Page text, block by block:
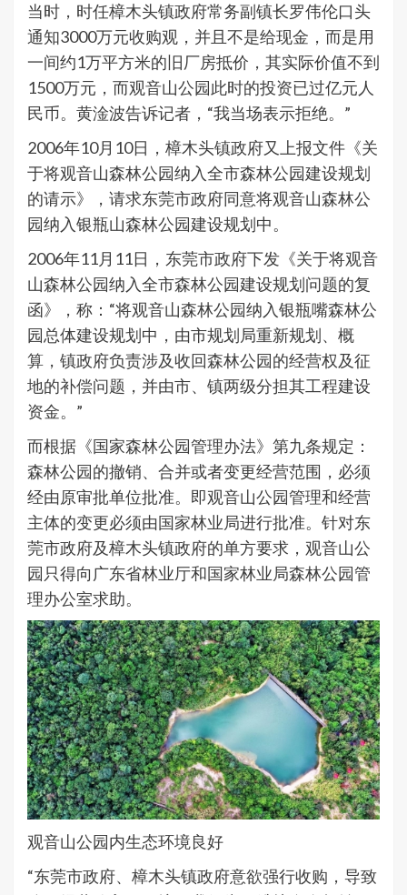
当时，时任樟木头镇政府常务副镇长罗伟伦口头
通知3000万元收购观，并且不是给现金，而是用
一间约1万平方米的旧厂房抵价，其实际价值不到
1500万元，而观音山公园此时的投资已过亿元人
民币。黄淦波告诉记者，“我当场表示拒绝。”
2006年10月10日，樟木头镇政府又上报文件《关
于将观音山森林公园纳入全市森林公园建设规划
的请示》，请求东莞市政府同意将观音山森林公
园纳入银瓶山森林公园建设规划中。
2006年11月11日，东莞市政府下发《关于将观音
山森林公园纳入全市森林公园建设规划问题的复
函》，称：“将观音山森林公园纳入银瓶嘴森林公
园总体建设规划中，由市规划局重新规划、概
算，镇政府负责涉及收回森林公园的经营权及征
地的补偿问题，并由市、镇两级分担其工程建设
资金。”
而根据《国家森林公园管理办法》第九条规定：
森林公园的撤销、合并或者变更经营范围，必须
经由原审批单位批准。即观音山公园管理和经营
主体的变更必须由国家林业局进行批准。针对东
莞市政府及樟木头镇政府的单方要求，观音山公
园只得向广东省林业厅和国家林业局森林公园管
理办公室求助。
观音山公园内生态环境良好
“东莞市政府、樟木头镇政府意欲强行收购，导致